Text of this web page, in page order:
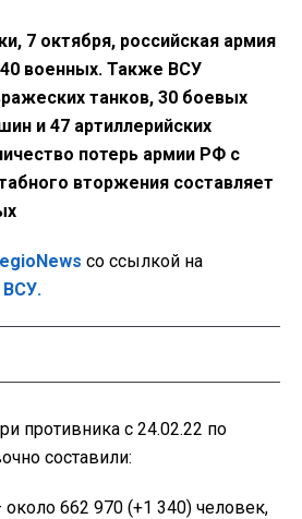
7 октября, российская армия
военных. Также ВСУ
танков, 30 боевых
и 47 артиллерийских
потерь армии РФ с
вторжения составляет
со ссылкой на
ВСУ.
противника с 24.02.22 по
составили:
около 662 970 (+1 340) человек,